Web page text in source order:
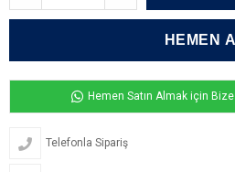
Hemen Satın Almak için
Telefonla Sipariş